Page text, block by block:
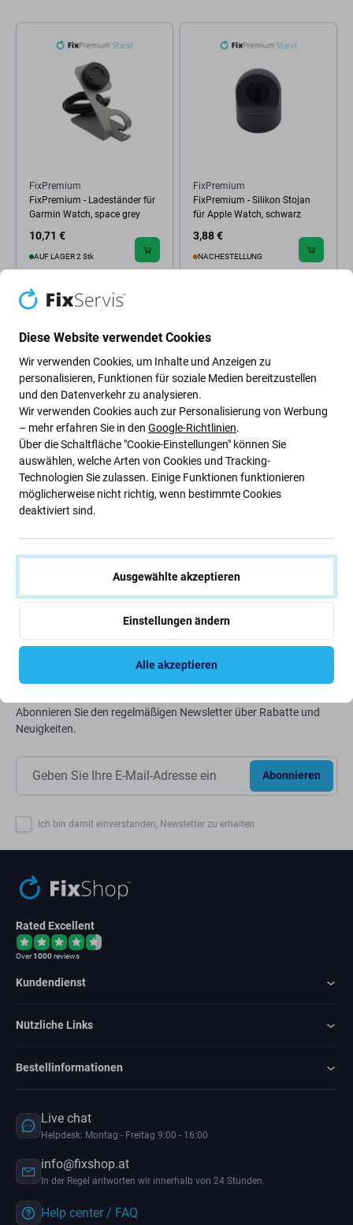
FixPremium
FixPremium - Ladeständer für
Garmin Watch, space grey
10,71 €
AUF LAGER 2 Stk
FixPremium
FixPremium - Silikon Stojan
für Apple Watch, schwarz
3,88 €
NACHESTELLUNG
Grüne Ideen
Fußabdruck zu verringern.
Newsletter-Fix
Abonnieren Sie den regelmäßigen Newsletter über Rabatte und
Neuigkeiten.
Abonnieren
Ich bin damit einverstanden, Newsletter zu erhalten
Rated Excellent
Over1000reviews
Kundendienst
Nützliche Links
Bestellinformationen
Live chat
Helpdesk: Montag - Freitag 9:00 - 16:00
info@fixshop.at
In der Regel antworten wir innerhalb von 24 Stunden.
Help center / FAQ
Diese Website verwendet Cookies
Wir verwenden Cookies, um Inhalte und Anzeigen zu
personalisieren, Funktionen für soziale Medien bereitzustellen
und den Datenverkehr zu analysieren.
Wir verwenden Cookies auch zur Personalisierung von Werbung
– mehr erfahren Sie in den Google-Richtlinien.
Über die Schaltfläche "Cookie-Einstellungen" können Sie
auswählen, welche Arten von Cookies und Tracking-
Technologien Sie zulassen. Einige Funktionen funktionieren
möglicherweise nicht richtig, wenn bestimmte Cookies
deaktiviert sind.
Ausgewählte akzeptieren
Einstellungen ändern
Alle akzeptieren